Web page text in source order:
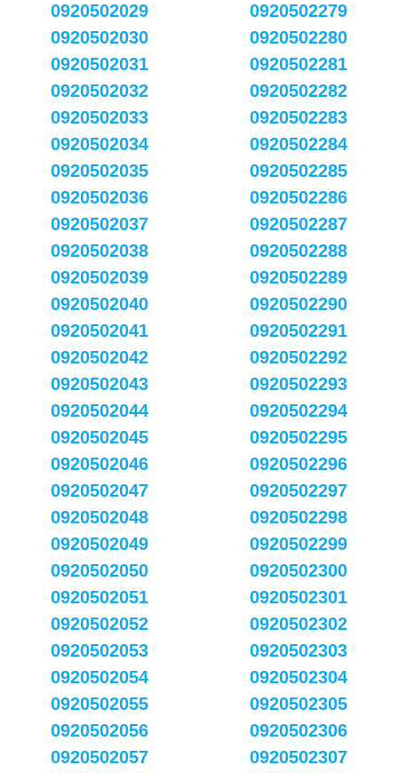
0920502029
0920502030
0920502031
0920502032
0920502033
0920502034
0920502035
0920502036
0920502037
0920502038
0920502039
0920502040
0920502041
0920502042
0920502043
0920502044
0920502045
0920502046
0920502047
0920502048
0920502049
0920502050
0920502051
0920502052
0920502053
0920502054
0920502055
0920502056
0920502057
0920502279
0920502280
0920502281
0920502282
0920502283
0920502284
0920502285
0920502286
0920502287
0920502288
0920502289
0920502290
0920502291
0920502292
0920502293
0920502294
0920502295
0920502296
0920502297
0920502298
0920502299
0920502300
0920502301
0920502302
0920502303
0920502304
0920502305
0920502306
0920502307